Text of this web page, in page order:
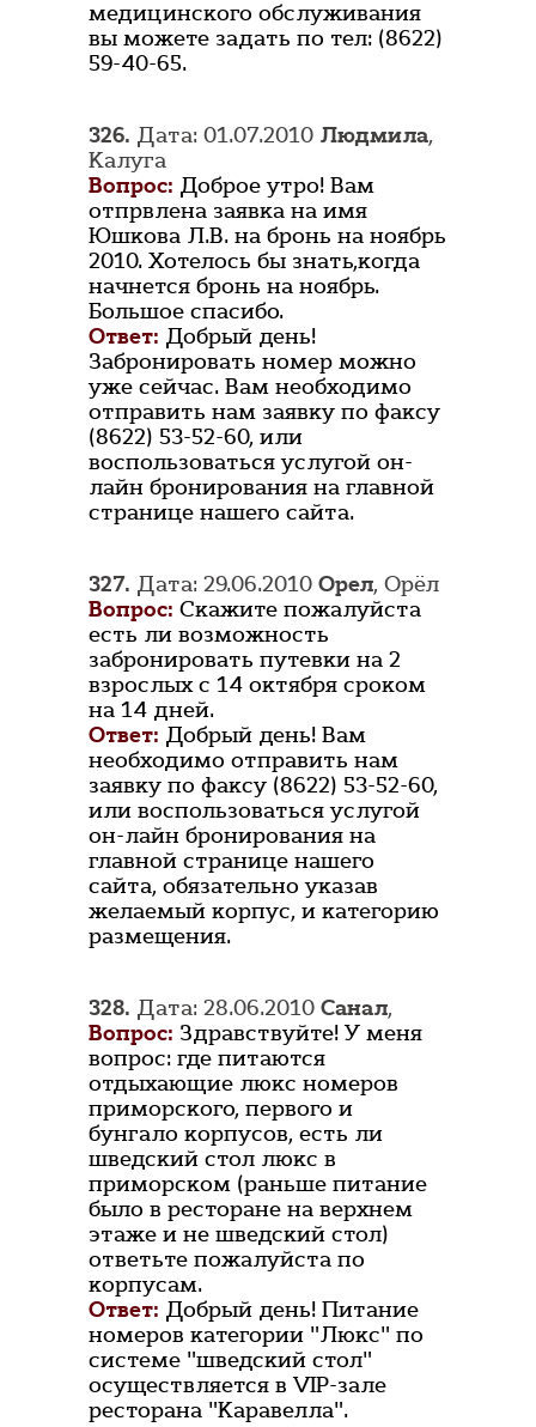
медицинского обслуживания
вы можете задать по тел: (8622)
59-40-65.
326. Дата: 01.07.2010 Людмила,
Калуга
Вопрос: Доброе утро! Вам
отпрвлена заявка на имя
Юшкова Л.В. на бронь на ноябрь
2010. Хотелось бы знать,когда
начнется бронь на ноябрь.
Большое спасибо.
Ответ: Добрый день!
Забронировать номер можно
уже сейчас. Вам необходимо
отправить нам заявку по факсу
(8622) 53-52-60, или
воспользоваться услугой он-
лайн бронирования на главной
странице нашего сайта.
327. Дата: 29.06.2010 Орел, Орёл
Вопрос: Скажите пожалуйста
есть ли возможность
забронировать путевки на 2
взрослых с 14 октября сроком
на 14 дней.
Ответ: Добрый день! Вам
необходимо отправить нам
заявку по факсу (8622) 53-52-60,
или воспользоваться услугой
он-лайн бронирования на
главной странице нашего
сайта, обязательно указав
желаемый корпус, и категорию
размещения.
328. Дата: 28.06.2010 Санал,
Вопрос: Здравствуйте! У меня
вопрос: где питаются
отдыхающие люкс номеров
приморского, первого и
бунгало корпусов, есть ли
шведский стол люкс в
приморском (раньше питание
было в ресторане на верхнем
этаже и не шведский стол)
ответьте пожалуйста по
корпусам.
Ответ: Добрый день! Питание
номеров категории "Люкс" по
системе "шведский стол"
осуществляется в VIP-зале
ресторана "Каравелла".